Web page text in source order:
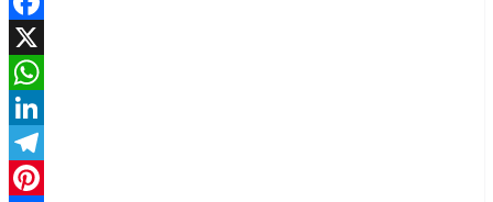
Facebook
X
WhatsApp
LinkedIn
Telegram